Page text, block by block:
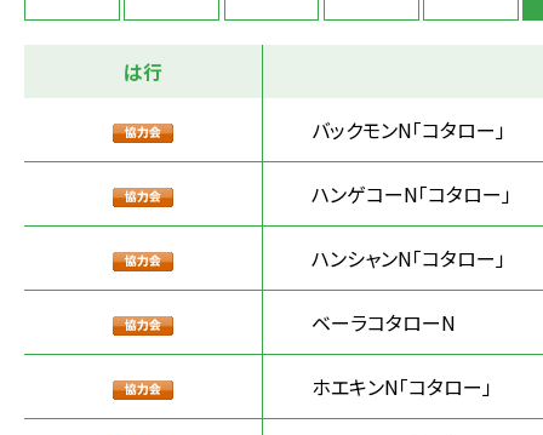
は行
バックモンN「コタロー」
ハンゲコーN「コタロー」
ハンシャンN「コタロー」
ベーラコタローN
ホエキンN「コタロー」